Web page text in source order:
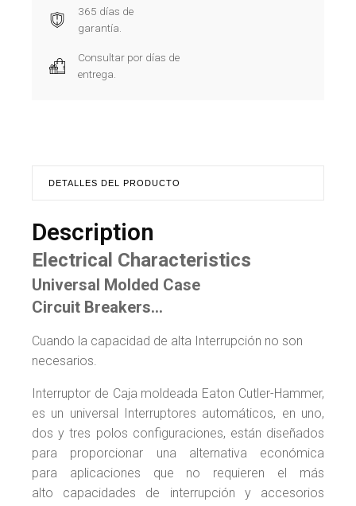
365 días de
garantía.
Consultar por días de
entrega.
DETALLES DEL PRODUCTO
Description
Electrical Characteristics
Universal Molded Case
Circuit Breakers…
Cuando la capacidad de alta Interrupción no son
necesarios.
Interruptor de Caja moldeada Eaton Cutler-Hammer,
es un universal Interruptores automáticos, en uno,
dos y tres polos configuraciones, están diseñados
para proporcionar una alternativa económica
para aplicaciones que no requieren el más
alto capacidades de interrupción y accesorios